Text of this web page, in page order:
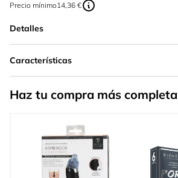
Precio mínimo14,36 €
Detalles
Características
Haz tu compra más completa